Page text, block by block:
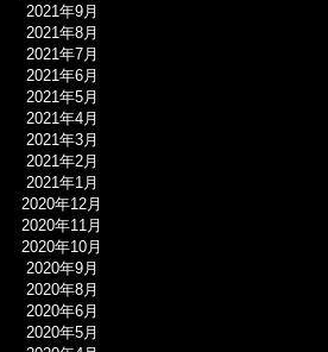
2021年9月
2021年8月
2021年7月
2021年6月
2021年5月
2021年4月
2021年3月
2021年2月
2021年1月
2020年12月
2020年11月
2020年10月
2020年9月
2020年8月
2020年6月
2020年5月